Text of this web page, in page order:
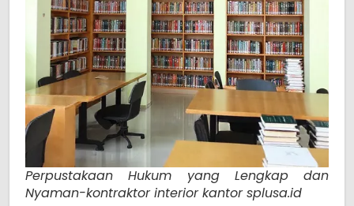
Perpustakaan Hukum yang Lengkap dan
Nyaman-kontraktor interior kantor splusa.id